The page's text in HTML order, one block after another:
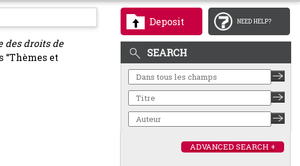
Deposit NEED HELP?
SEARCH
ADVANCED SEARCH +
des droits de
“Thèmes et